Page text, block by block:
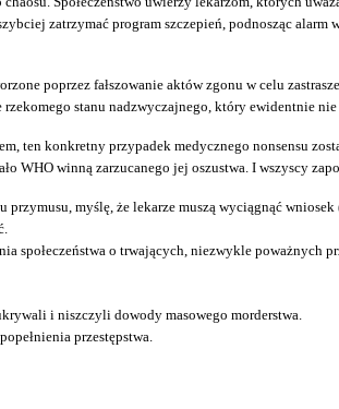
zatrzymać program szczepień, podnosząc
poprzez fałszowanie aktów zgonu w celu
stanu nadzwyczajnego, który ewidentnie
ten konkretny przypadek medycznego nonsensu
WHO winną zarzucanego jej oszustwa. I wszyscy
myślę, że lekarze muszą wyciągnąć
o trwających, niezwykle poważnych
i niszczyli dowody masowego morderstwa.
przestępstwa.